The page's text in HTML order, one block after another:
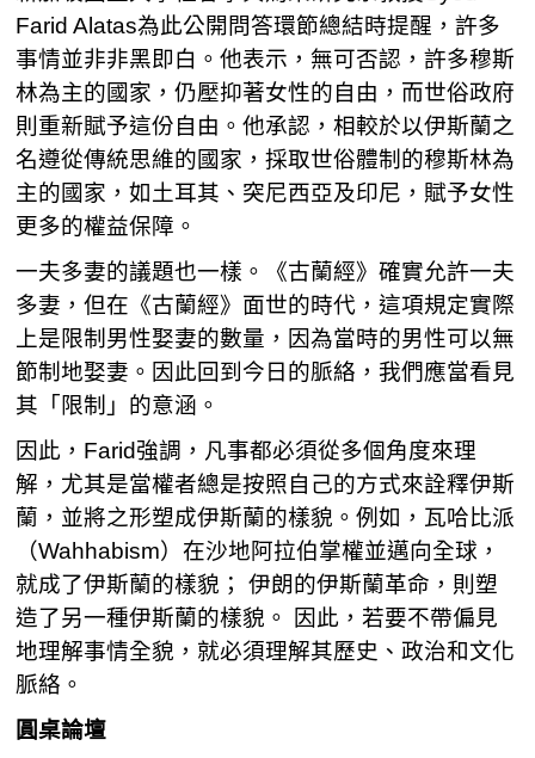
Farid Alatas為此公開問答環節總結時提醒，許多
事情並非非黑即白。他表示，無可否認，許多穆斯
林為主的國家，仍壓抑著女性的自由，而世俗政府
則重新賦予這份自由。他承認，相較於以伊斯蘭之
名遵從傳統思維的國家，採取世俗體制的穆斯林為
主的國家，如土耳其、突尼西亞及印尼，賦予女性
更多的權益保障。
一夫多妻的議題也一樣。《古蘭經》確實允許一夫
多妻，但在《古蘭經》面世的時代，這項規定實際
上是限制男性娶妻的數量，因為當時的男性可以無
節制地娶妻。因此回到今日的脈絡，我們應當看見
其「限制」的意涵。
因此，Farid強調，凡事都必須從多個角度來理
解，尤其是當權者總是按照自己的方式來詮釋伊斯
蘭，並將之形塑成伊斯蘭的樣貌。例如，瓦哈比派
（Wahhabism）在沙地阿拉伯掌權並邁向全球，
就成了伊斯蘭的樣貌； 伊朗的伊斯蘭革命，則塑
造了另一種伊斯蘭的樣貌。 因此，若要不帶偏見
地理解事情全貌，就必須理解其歷史、政治和文化
脈絡。
圓桌論壇